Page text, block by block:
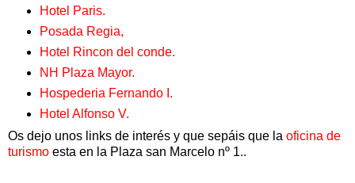
Hotel Paris.
Posada Regia,
Hotel Rincon del conde.
NH Plaza Mayor.
Hospederia Fernando I.
Hotel Alfonso V.
Os dejo unos links de interés y que sepáis que la oficina de
turismo esta en la Plaza san Marcelo nº 1..